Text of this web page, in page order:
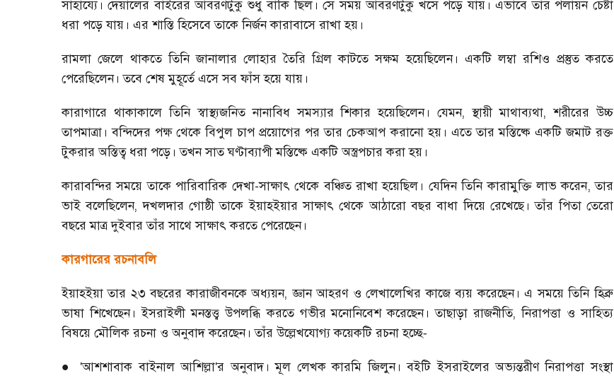
সাহায্যে। দেয়ালের বাইরের আবরণটুকু শুধু বাকি ছিল। সে সময় আবরণটুকু খসে পড়ে যায়। এভাবে তার পলায়ন চেষ্টা
ধরা পড়ে যায়। এর শাস্তি হিসেবে তাকে নির্জন কারাবাসে রাখা হয়।
রামলা জেলে থাকতে তিনি জানালার লোহার তৈরি গ্রিল কাটতে সক্ষম হয়েছিলেন। একটি লম্বা রশিও প্রস্তুত করতে
পেরেছিলেন। তবে শেষ মুহূর্তে এসে সব ফাঁস হয়ে যায়।
কারাগারে থাকাকালে তিনি স্বাস্থ্যজনিত নানাবিধ সমস্যার শিকার হয়েছিলেন। যেমন,স্থায়ী মাথাব্যথা,শরীরের উচ্চ
তাপমাত্রা। বন্দিদের পক্ষ থেকে বিপুল চাপ প্রয়োগের পর তার চেকআপ করানো হয়। এতে তার মস্তিষ্কে একটি জমাট রক্ত
টুকরার অস্তিত্ব ধরা পড়ে। তখন সাত ঘণ্টাব্যাপী মস্তিষ্কে একটি অস্ত্রপচার করা হয়।
কারাবন্দির সময়ে তাকে পারিবারিক দেখা-সাক্ষাৎ থেকে বঞ্চিত রাখা হয়েছিল। যেদিন তিনি কারামুক্তি লাভ করেন,তার
ভাই বলেছিলেন,দখলদার গোষ্ঠী তাকে ইয়াহইয়ার সাক্ষাৎ থেকে আঠারো বছর বাধা দিয়ে রেখেছে। তাঁর পিতা তেরো
বছরে মাত্র দুইবার তাঁর সাথে সাক্ষাৎ করতে পেরেছেন।
কারগারের রচনাবলি
ইয়াহইয়া তার ২৩ বছরের কারাজীবনকে অধ্যয়ন,জ্ঞান আহরণ ও লেখালেখির কাজে ব্যয় করেছেন। এ সময়ে তিনি হিব্রু
ভাষা শিখেছেন। ইসরাইলী মনস্তত্ত্ব উপলব্ধি করতে গভীর মনোনিবেশ করেছেন। তাছাড়া রাজনীতি,নিরাপত্তা ও সাহিত্য
বিষয়ে মৌলিক রচনা ও অনুবাদ করেছেন। তাঁর উল্লেখযোগ্য কয়েকটি রচনা হচ্ছে-
●
'আশশাবাক বাইনাল আশিল্লা'র অনুবাদ। মূল লেখক কারমি জিলুন। বইটি ইসরাইলের অভ্যন্তরীণ নিরাপত্তা সংস্থা